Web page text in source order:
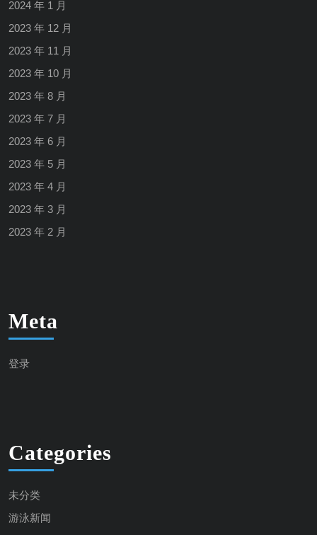
2024 年 1 月
2023 年 12 月
2023 年 11 月
2023 年 10 月
2023 年 8 月
2023 年 7 月
2023 年 6 月
2023 年 5 月
2023 年 4 月
2023 年 3 月
2023 年 2 月
Meta
登录
Categories
未分类
游泳新闻